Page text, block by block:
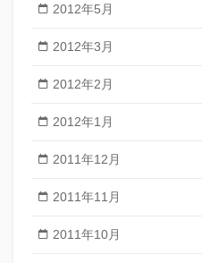
2012年5月
2012年3月
2012年2月
2012年1月
2011年12月
2011年11月
2011年10月